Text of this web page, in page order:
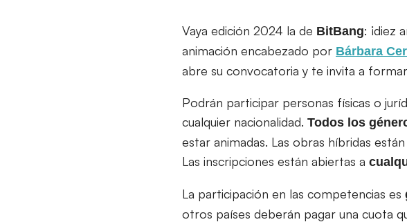
Vaya edición 2024 la de BitBang: ¡diez
animación encabezado por Bárbara
abre su convocatoria y te invita a
Podrán participar personas físicas o
cualquier nacionalidad. Todos los
estar animadas. Las obras híbridas
Las inscripciones están abiertas a
La participación en las competencias es
otros países deberán pagar una cuota